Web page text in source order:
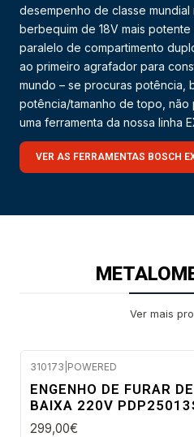
desempenho de classe
berbequim de 18V mais
paralelo de compartimento
ao primeiro agrafador para
mundo – se procuras potência,
potência/tamanho de topo,
uma ferramenta da nossa linha
VER AS FERRAMENTAS BOSCH
Ver mais
310173 POWERED
ENGENHO DE FURAR
BAIXA 220V
299,00€